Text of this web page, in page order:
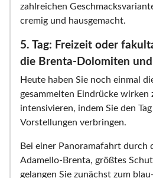
zahlreichen
cremig und hausgemacht.
5. Tag: Freizeit oder
die Brenta-Dolomiten
Heute haben Sie noch einmal
gesammelten Eindrücke wirken
intensivieren, indem Sie den
Vorstellungen verbringen.
Bei einer Panoramafahrt durch
Adamello-Brenta, größtes
gelangen Sie zunächst zum